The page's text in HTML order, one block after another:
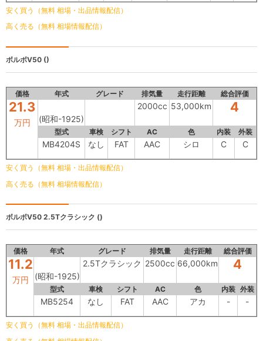
安く買う（無料 相場・出品情報配信）
高く売る（無料 相場情報配信）
ボルボV50 ()
価格 年式 グレード 排気量 走行距離 総合評価
21.3
万円 (昭和-1925)
2000cc 53,000km 4
型式 車検 シフト AC 色 内装 外装
MB4204S なし FAT AAC シロ C C
安く買う（無料 相場・出品情報配信）
高く売る（無料 相場情報配信）
ボルボV50 2.5Tクラシック ()
価格 年式 グレード 排気量 走行距離 総合評価
11.2
万円 (昭和-1925)
2.5Tクラシック 2500cc 66,000km 4
型式 車検 シフト AC 色 内装 外装
MB5254 なし FAT AAC アカ - -
安く買う（無料 相場・出品情報配信）